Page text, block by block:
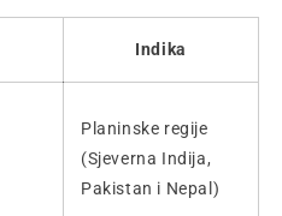
Indika
Planinske regije
(Sjeverna Indija,
Pakistan i Nepal)